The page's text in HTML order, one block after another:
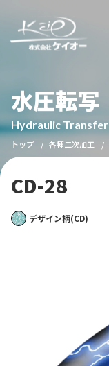
水圧転写
Hydraulic Transfer
トップ 各種二次加工
CD-28
デザイン柄(CD)